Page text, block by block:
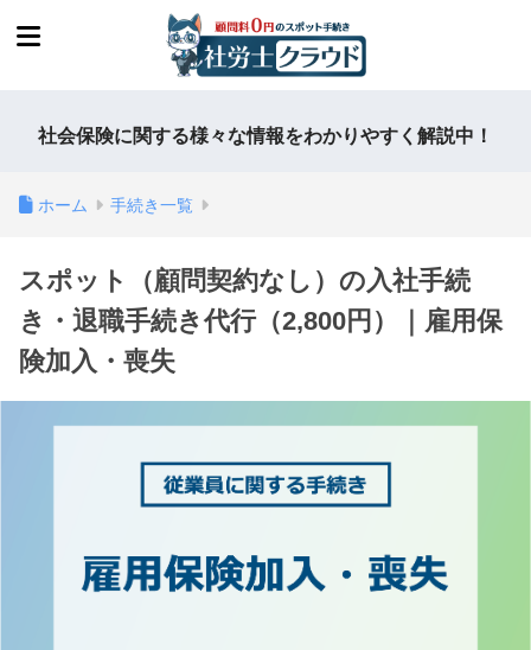
社会保険に関する様々な情報をわかりやすく解説中！
ホーム 手続き一覧
スポット（顧問契約なし）の入社手続
き・退職手続き代行（2,800円）｜雇用保
険加入・喪失